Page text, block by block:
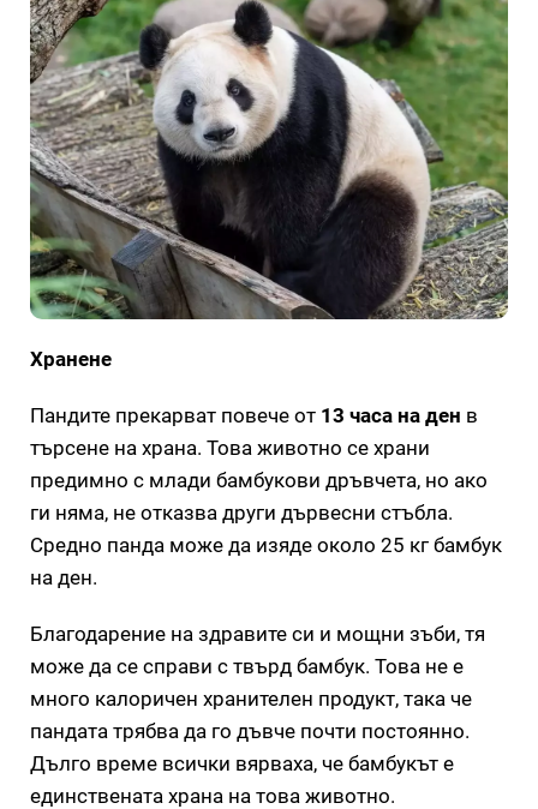
Хранене
Пандите прекарват повече от 13 часа на ден в
търсене на храна. Това животно се храни
предимно с млади бамбукови дръвчета, но ако
ги няма, не отказва други дървесни стъбла.
Средно панда може да изяде около 25 кг бамбук
на ден.
Благодарение на здравите си и мощни зъби, тя
може да се справи с твърд бамбук. Това не е
много калоричен хранителен продукт, така че
пандата трябва да го дъвче почти постоянно.
Дълго време всички вярваха, че бамбукът е
единствената храна на това животно.